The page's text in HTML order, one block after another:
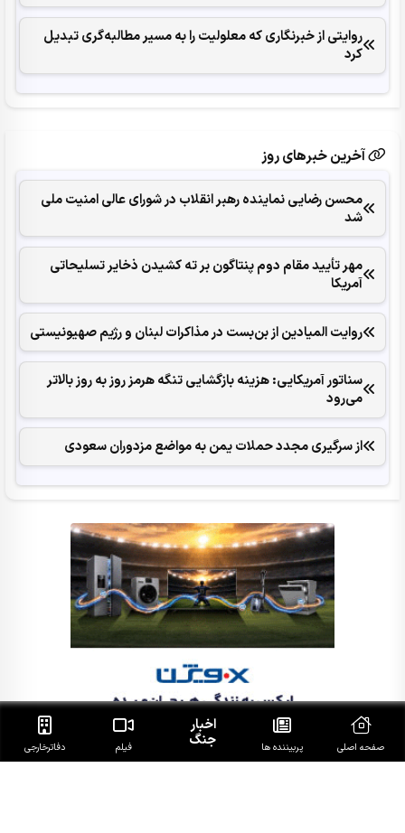
روایتی از خبرنگاری که معلولیت را به مسیر مطالبه‌گری تبدیل
کرد
آخرین خبرهای روز
محسن رضایی نماینده رهبر انقلاب در شورای عالی امنیت ملی
شد
مهر تأیید مقام دوم پنتاگون بر ته کشیدن ذخایر تسلیحاتی
آمریکا
روایت المیادین از بن‌بست در مذاکرات لبنان و رژیم صهیونیستی
سناتور آمریکایی: هزینه بازگشایی تنگه هرمز روز به روز بالاتر
می‌رود
از سرگیری مجدد حملات یمن به مواضع مزدوران سعودی
صفحه اصلی پربیننده ها
اخبار
جنگ فیلم دفاتر‌خارجی